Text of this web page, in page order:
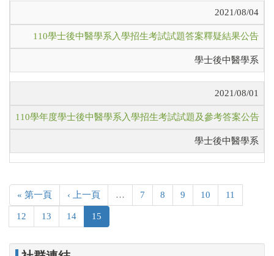
2021/08/04
110學士後中醫學系入學招生考試試題答案釋疑結果公告
學士後中醫學系
2021/08/01
110學年度學士後中醫學系入學招生考試試題及參考答案公告
學士後中醫學系
« 第一頁 ‹ 上一頁 … 7 8 9 10 11
12 13 14 15